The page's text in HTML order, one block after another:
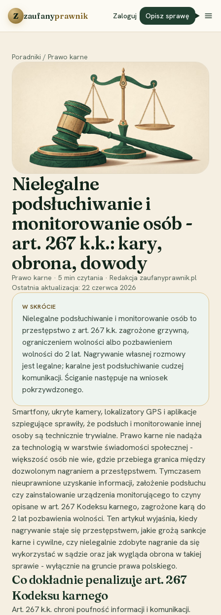
Przejdź do treści
Z zaufanyprawnik Zaloguj Opisz sprawę
Poradniki / Prawo karne
Nielegalne
podsłuchiwanie i
monitorowanie osób -
art. 267 k.k.: kary,
obrona, dowody
Prawo karne · 5 min czytania · Redakcja zaufanyprawnik.pl
Ostatnia aktualizacja: 22 czerwca 2026
W SKRÓCIE
Nielegalne podsłuchiwanie i monitorowanie osób to
przestępstwo z art. 267 k.k. zagrożone grzywną,
ograniczeniem wolności albo pozbawieniem
wolności do 2 lat. Nagrywanie własnej rozmowy
jest legalne; karalne jest podsłuchiwanie cudzej
komunikacji. Ściganie następuje na wniosek
pokrzywdzonego.
Smartfony, ukryte kamery, lokalizatory GPS i aplikacje
szpiegujące sprawiły, że podsłuch i monitorowanie innej
osoby są technicznie trywialne. Prawo karne nie nadąża
za technologią w warstwie świadomości społecznej -
większość osób nie wie, gdzie przebiega granica między
dozwolonym nagraniem a przestępstwem. Tymczasem
nieuprawnione uzyskanie informacji, założenie podsłuchu
czy zainstalowanie urządzenia monitorującego to czyny
opisane w art. 267 Kodeksu karnego, zagrożone karą do
2 lat pozbawienia wolności. Ten artykuł wyjaśnia, kiedy
nagrywanie staje się przestępstwem, jakie grożą sankcje
karne i cywilne, czy nielegalnie zdobyte nagranie da się
wykorzystać w sądzie oraz jak wygląda obrona w takiej
sprawie - wyłącznie na gruncie prawa polskiego.
Co dokładnie penalizuje art. 267
Kodeksu karnego
Art. 267 k.k. chroni poufność informacji i komunikacji.